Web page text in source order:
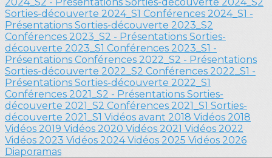
Sorties-découverte 2024_S1 Conférences 2024_S1 -
Présentations Sorties-découverte 2023_S2
Conférences 2023_S2 - Présentations Sorties-
découverte 2023_S1 Conférences 2023_S1 -
Présentations Conférences 2022_S2 - Présentations
Sorties-découverte 2022_S2 Conférences 2022_S1 -
Présentations Sorties-découverte 2022_S1
Conférences 2021_S2 - Présentations Sorties-
découverte 2021_S2 Conférences 2021_S1 Sorties-
découverte 2021_S1 Vidéos avant 2018 Vidéos 2018
Vidéos 2019 Vidéos 2020 Vidéos 2021 Vidéos 2022
Vidéos 2023 Vidéos 2024Vidéos 2025 Vidéos 2026
Diaporamas